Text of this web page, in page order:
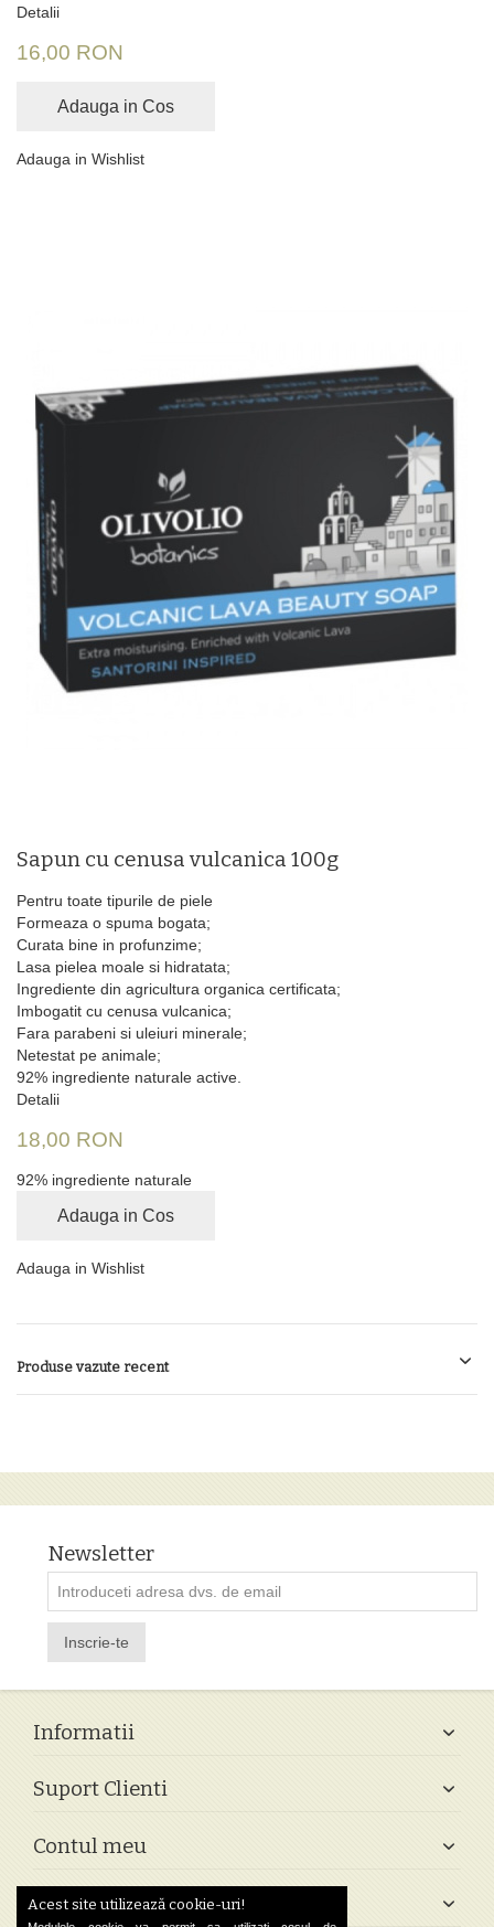
Detalii
16,00 RON
Adauga in Cos
Adauga in Wishlist
Sapun cu cenusa vulcanica 100g
Pentru toate tipurile de piele
Formeaza o spuma bogata;
Curata bine in profunzime;
Lasa pielea moale si hidratata;
Ingrediente din agricultura organica certificata;
Imbogatit cu cenusa vulcanica;
Fara parabeni si uleiuri minerale;
Netestat pe animale;
92% ingrediente naturale active.
Detalii
18,00 RON
92% ingrediente naturale
Adauga in Cos
Adauga in Wishlist
Produse vazute recent
Newsletter
Inscrie-te
Informatii
Suport Clienti
Contul meu
Follow Us
Acest site utilizează cookie-uri!